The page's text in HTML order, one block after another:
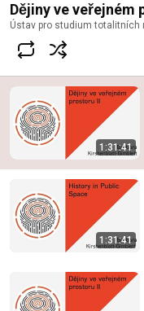
@
Subscribe
Comments
Comment...
Dějiny ve veřejném
Ústav pro studium totalitních
1:31:41
1:31:41